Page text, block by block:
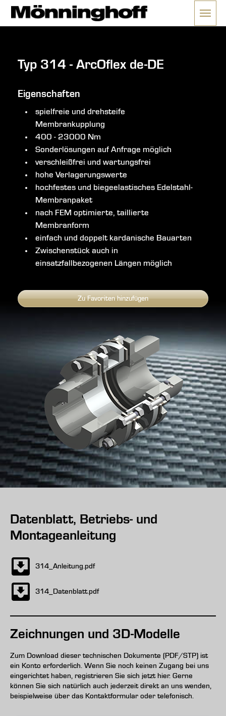
Menü
Typ 314 - ArcOflex de-DE
Eigenschaften
spielfreie und drehsteife
Membrankupplung
400 - 23000 Nm
Sonderlösungen auf Anfrage möglich
verschleißfrei und wartungsfrei
hohe Verlagerungswerte
hochfestes und biegeelastisches Edelstahl-
Membranpaket
nach FEM optimierte, taillierte
Membranform
einfach und doppelt kardanische Bauarten
Zwischenstück auch in
einsatzfallbezogenen Längen möglich
Zu Favoriten hinzufügen
Datenblatt, Betriebs- und
Montageanleitung
314_Anleitung.pdf
314_Datenblatt.pdf
Zeichnungen und 3D-Modelle
Zum Download dieser technischen Dokumente (PDF/STP) ist
ein Konto erforderlich. Wenn Sie noch keinen Zugang bei uns
eingerichtet haben, registrieren Sie sich jetzt hier. Gerne
können Sie sich natürlich auch jederzeit direkt an uns wenden,
beispielweise über das Kontaktformular oder telefonisch.